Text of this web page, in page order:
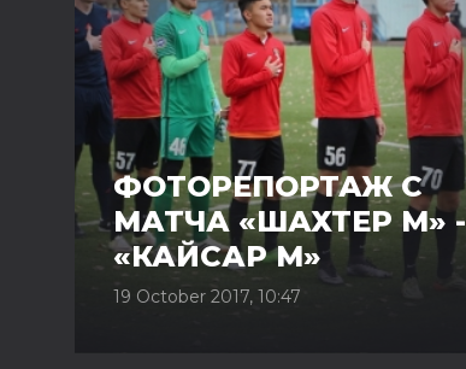
ФОТОРЕПОРТАЖ С
МАТЧА «ШАХТЕР М» -
«КАЙСАР М»
19 October 2017, 10:47